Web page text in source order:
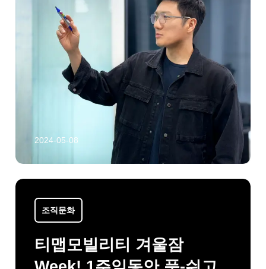
2024-05-08
조직문화
티맵모빌리티 겨울잠